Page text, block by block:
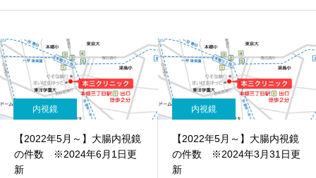
【2022年5月～】大腸内視
日更新
大腸内視鏡の下剤を院
内視鏡
【2022年5月～】大腸内視鏡
の件数 ※2024年6月1日更
新
内視鏡
【2022年5月～】大腸内視鏡
の件数 ※2024年3月31日更
新